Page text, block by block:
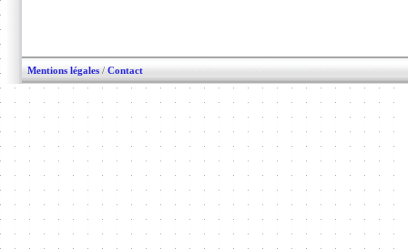
Mentions légales / Contact